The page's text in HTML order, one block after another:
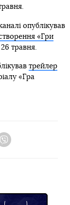
опублікував
«Гри
травня.
трейлер
«Гра
Viber